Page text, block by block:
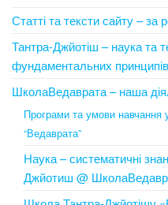
Статті та тексти сайту – за
Тантра-Джйотіш – наука та
фундаментальних принципів
ШколаВедаврата – наша
Програми та умови навчання
“Ведаврата”
Наука – систематичні
Джйотиш @